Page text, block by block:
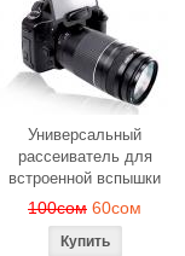
Универсальный
рассеиватель для
встроенной вспышки
100сом 60сом